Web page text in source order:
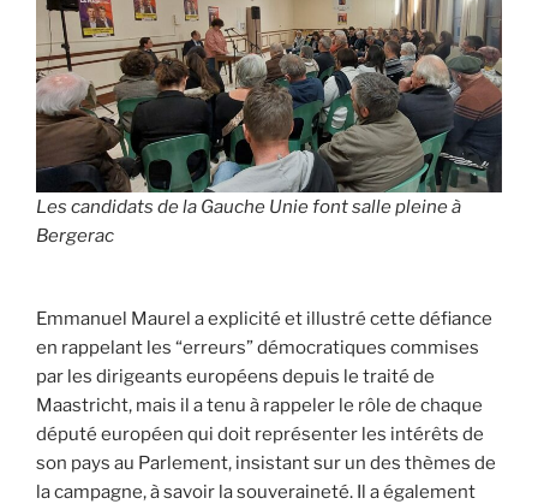
Les candidats de la Gauche Unie font salle pleine à
Bergerac
Emmanuel Maurel a explicité et illustré cette défiance
en rappelant les “erreurs” démocratiques commises
par les dirigeants européens depuis le traité de
Maastricht, mais il a tenu à rappeler le rôle de chaque
député européen qui doit représenter les intérêts de
son pays au Parlement, insistant sur un des thèmes de
la campagne, à savoir la souveraineté. Il a également